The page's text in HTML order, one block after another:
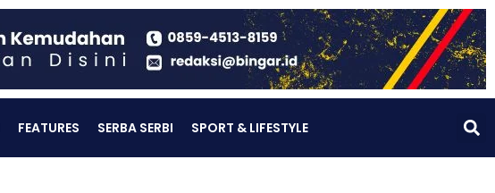
FEATURES SERBA SERBI SPORT & LIFESTYLE